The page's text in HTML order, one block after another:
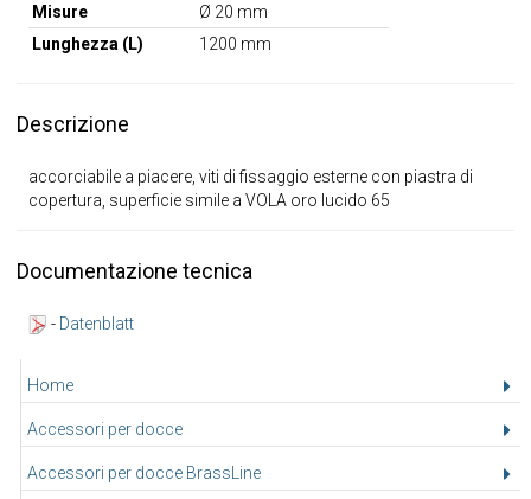
Home
Accessori per docce
Accessori per docce BrassLine
Misure
Ø 20 mm
Lunghezza (L)
1200 mm
Descrizione
accorciabile a piacere, viti di fissaggio esterne con piastra di
copertura, superficie simile a VOLA oro lucido 65
Documentazione tecnica
- Datenblatt